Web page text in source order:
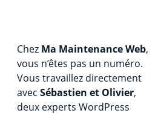
Chez Ma Maintenance Web,
vous n’êtes pas un numéro.
Vous travaillez directement
avec Sébastien et Olivier,
deux experts WordPress